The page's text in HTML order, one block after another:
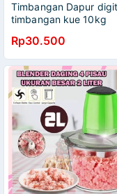
Timbangan Dapur
timbangan kue 10kg
Rp30.500